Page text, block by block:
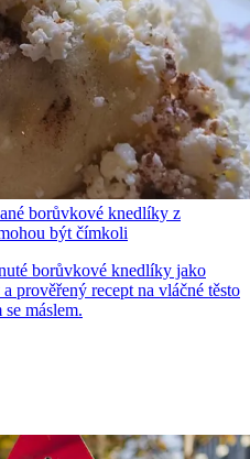
borůvkové knedlíky z
být čímkoli
borůvkové knedlíky jako
prověřený recept na vláčné těsto
máslem.